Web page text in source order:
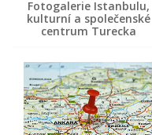
Fotogalerie Istanbulu,
kulturní a společenské
centrum Turecka